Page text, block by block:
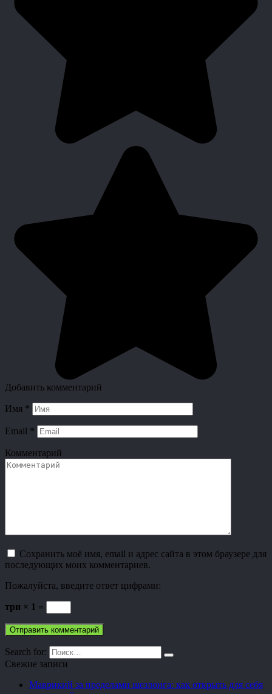
Добавить комментарий
Имя *
Email *
Комментарий
Сохранить моё имя, email и адрес сайта в этом браузере для
последующих моих комментариев.
Пожалуйста, введите ответ цифрами:
три × 1 =
Search for:
Свежие записи
Маврикий за пределами шезлонга: как открыть для себя